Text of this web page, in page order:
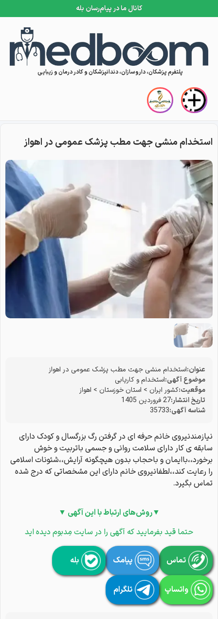
کانال ما در پیام‌رسان بله
Skip to content
پلتفرم پزشکان، داروسازان، دندانپزشکان و کادر درمان و زیبایی
استخدام منشی جهت مطب پزشک عمومی در اهواز
عنوان:استخدام منشی جهت مطب پزشک عمومی در اهواز
موضوع آگهی:استخدام و کاریابی
موقعیت:کشور ایران > استان خوزستان > اهواز
تاریخ انتشار:27 فروردین 1405
شناسه آگهی:35733
نیازمندنیروی خانم حرفه ای در گرفتن رگ بزرگسال و کودک دارای
سابقه ی کار دارای سلامت روانی و جسمی باتربیت و خوش
برخورد،،باایمان و باحجاب بدون هیچگونه آرایش،،شئونات اسلامی
را رعایت کند،،لطفانیروی خانم دارای این مشخصاتی که درج شده
تماس بگیرد.
▼روش‌های ارتباط با این آگهی ▼
حتما قید بفرمایید که آگهی را در سایت مِدبوم دیده اید
تماس پیامک بله
واتساپ تلگرام